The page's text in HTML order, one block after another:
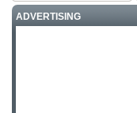
ADVERTISING